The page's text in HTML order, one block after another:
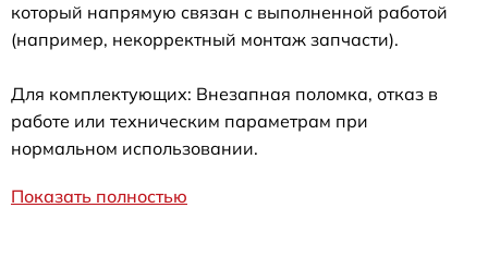
который напрямую связан с выполненной работой
(например, некорректный монтаж запчасти).
Для комплектующих: Внезапная поломка, отказ в
работе или техническим параметрам при
нормальном использовании.
Показать полностью